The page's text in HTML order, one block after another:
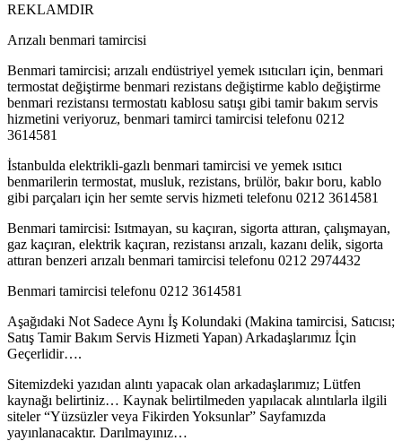
REKLAMDIR
Arızalı benmari tamircisi
Benmari tamircisi; arızalı endüstriyel yemek ısıtıcıları için, benmari
termostat değiştirme benmari rezistans değiştirme kablo değiştirme
benmari rezistansı termostatı kablosu satışı gibi tamir bakım servis
hizmetini veriyoruz, benmari tamirci tamircisi telefonu 0212
3614581
İstanbulda elektrikli-gazlı benmari tamircisi ve yemek ısıtıcı
benmarilerin termostat, musluk, rezistans, brülör, bakır boru, kablo
gibi parçaları için her semte servis hizmeti telefonu 0212 3614581
Benmari tamircisi: Isıtmayan, su kaçıran, sigorta attıran, çalışmayan,
gaz kaçıran, elektrik kaçıran, rezistansı arızalı, kazanı delik, sigorta
attıran benzeri arızalı benmari tamircisi telefonu 0212 2974432
Benmari tamircisi telefonu 0212 3614581
Aşağıdaki Not Sadece Aynı İş Kolundaki (Makina tamircisi, Satıcısı;
Satış Tamir Bakım Servis Hizmeti Yapan) Arkadaşlarımız İçin
Geçerlidir….
Sitemizdeki yazıdan alıntı yapacak olan arkadaşlarımız; Lütfen
kaynağı belirtiniz… Kaynak belirtilmeden yapılacak alıntılarla ilgili
siteler “Yüzsüzler veya Fikirden Yoksunlar” Sayfamızda
yayınlanacaktır. Darılmayınız…